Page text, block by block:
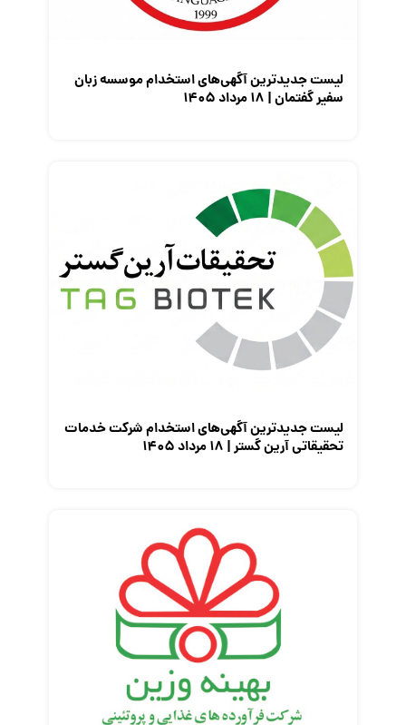
لیست جدیدترین آگهی‌های استخدام موسسه زبان
سفیر گفتمان | ۱۸ مرداد ۱۴۰۵
لیست جدیدترین آگهی‌های استخدام شرکت خدمات
تحقیقاتی آرین گستر | ۱۸ مرداد ۱۴۰۵